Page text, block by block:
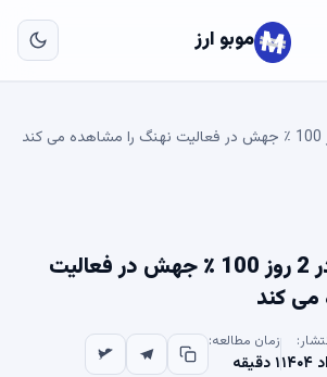
موبو ارز
Shiba Inu تنها در 2 روز 100 ٪ جهش در فعالیت
می کند
زمان مطالعه:
۱ دقیقه